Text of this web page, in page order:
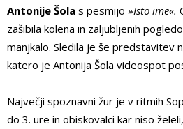
Antonije Šola s pesmijo »Isto ime«.
zašibila kolena in zaljubljenih
manjkalo. Sledila je še predstavitev
katero je Antonija Šola videospot
Največji spoznavni žur je v ritmih
do 3. ure in obiskovalci kar niso